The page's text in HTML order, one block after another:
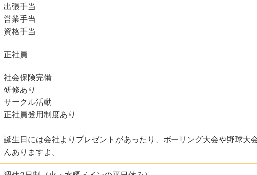
出張手当
営業手当
資格手当
正社員
社会保険完備
研修あり
サークル活動
正社員登用制度あり
誕生日には会社よりプレゼントがあったり、ボーリング大会や野球大
んありますよ。